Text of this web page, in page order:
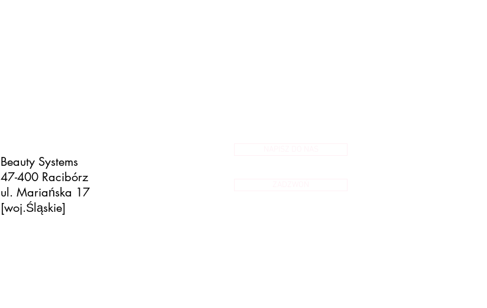
Beauty Systems
47-400 Racibórz
ul. Mariańska 17
[woj.Śląskie]